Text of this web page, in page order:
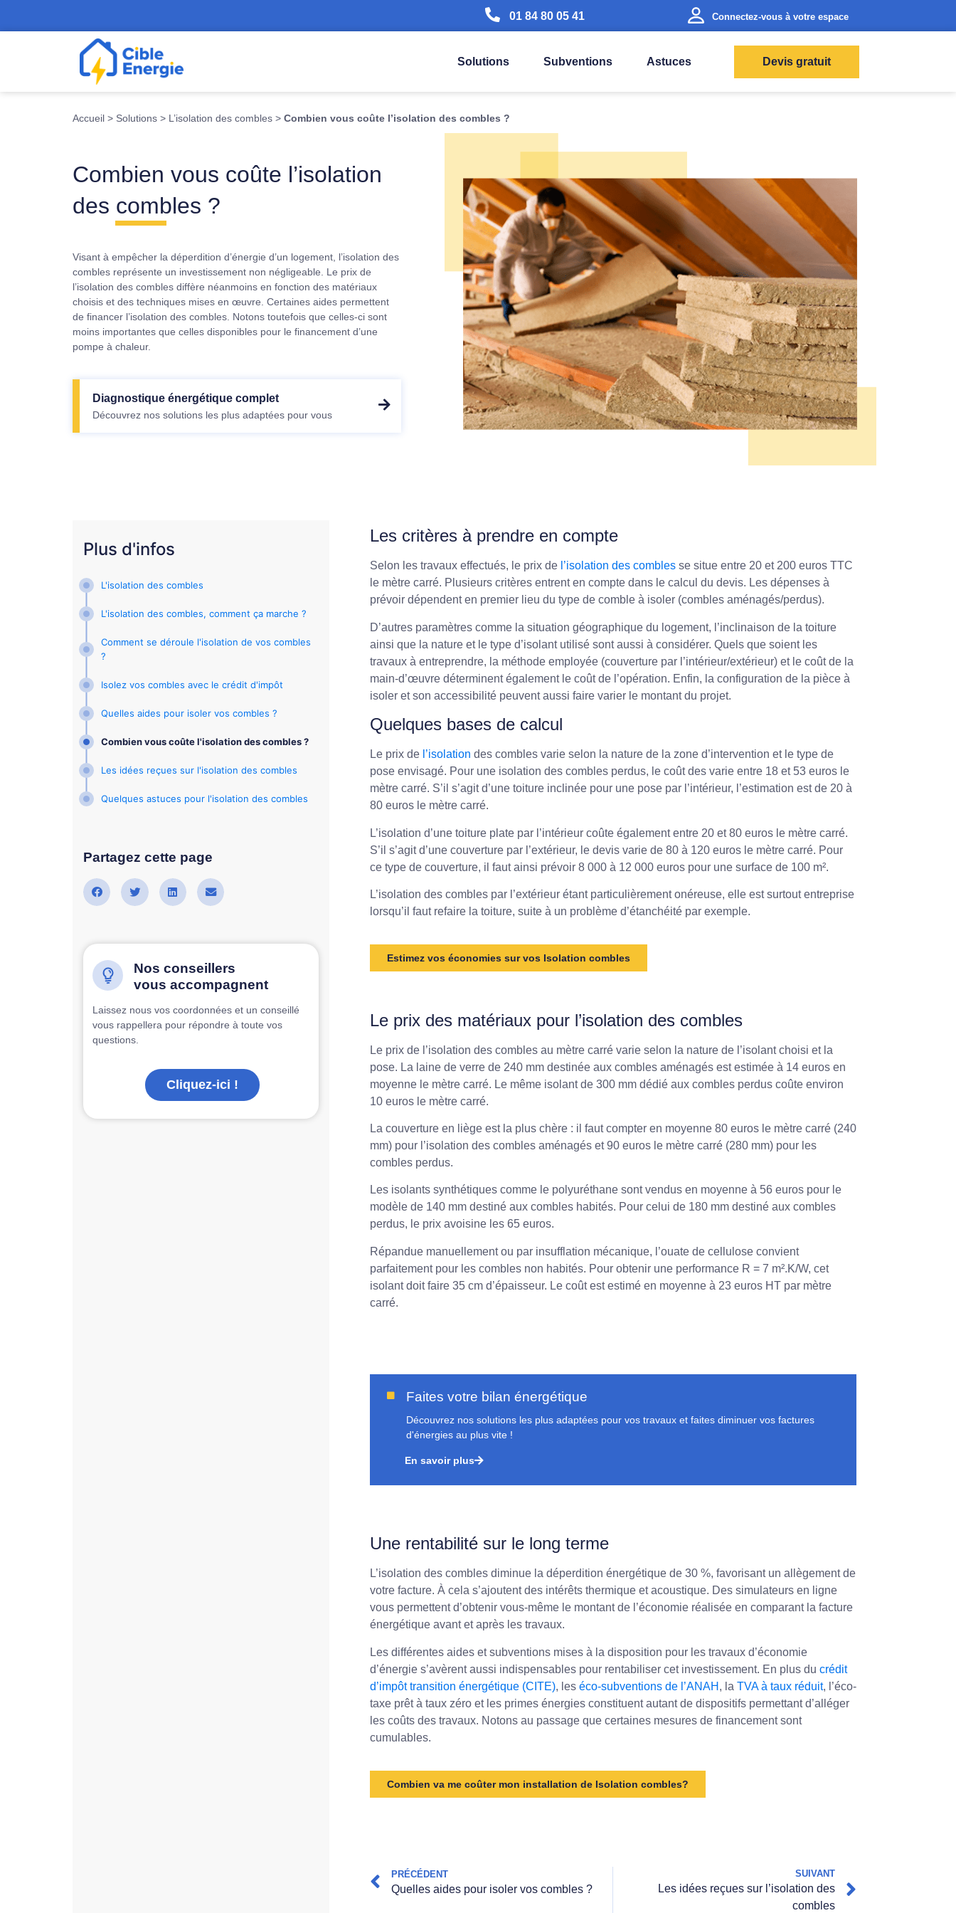
01 84 80 05 41 Connectez-vous à votre espace
Solutions Subventions Astuces Devis gratuit
Accueil > Solutions > L’isolation des combles > Combien vous coûte l’isolation des combles ?
Combien vous coûte l’isolation
des combles ?
Visant à empêcher la déperdition d’énergie d’un logement, l’isolation des
combles représente un investissement non négligeable. Le prix de
l’isolation des combles diffère néanmoins en fonction des matériaux
choisis et des techniques mises en œuvre. Certaines aides permettent
de financer l’isolation des combles. Notons toutefois que celles-ci sont
moins importantes que celles disponibles pour le financement d’une
pompe à chaleur.
Diagnostique énergétique complet
Découvrez nos solutions les plus adaptées pour vous
Plus d'infos
L'isolation des combles
L'isolation des combles, comment ça marche ?
Comment se déroule l'isolation de vos combles
?
Isolez vos combles avec le crédit d'impôt
Quelles aides pour isoler vos combles ?
Combien vous coûte l'isolation des combles ?
Les idées reçues sur l'isolation des combles
Quelques astuces pour l'isolation des combles
Partagez cette page
Nos conseillers
vous accompagnent
Laissez nous vos coordonnées et un conseillé
vous rappellera pour répondre à toute vos
questions.
Cliquez-ici !
Les critères à prendre en compte
Selon les travaux effectués, le prix de l’isolation des comblesse situe entre 20 et 200 euros TTC
le mètre carré. Plusieurs critères entrent en compte dans le calcul du devis. Les dépenses à
prévoir dépendent en premier lieu du type de comble à isoler (combles aménagés/perdus).
D’autres paramètres comme la situation géographique du logement, l’inclinaison de la toiture
ainsi que la nature et le type d’isolant utilisé sont aussi à considérer. Quels que soient les
travaux à entreprendre, la méthode employée (couverture par l’intérieur/extérieur) et le coût de la
main-d’œuvre déterminent également le coût de l’opération. Enfin, la configuration de la pièce à
isoler et son accessibilité peuvent aussi faire varier le montant du projet.
Quelques bases de calcul
Le prix de l’isolation des combles varie selon la nature de la zone d’intervention et le type de
pose envisagé. Pour une isolation des combles perdus, le coût des varie entre 18 et 53 euros le
mètre carré. S’il s’agit d’une toiture inclinée pour une pose par l’intérieur, l’estimation est de 20 à
80 euros le mètre carré.
L’isolation d’une toiture plate par l’intérieur coûte également entre 20 et 80 euros le mètre carré.
S’il s’agit d’une couverture par l’extérieur, le devis varie de 80 à 120 euros le mètre carré. Pour
ce type de couverture, il faut ainsi prévoir 8 000 à 12 000 euros pour une surface de 100 m².
L’isolation des combles par l’extérieur étant particulièrement onéreuse, elle est surtout entreprise
lorsqu’il faut refaire la toiture, suite à un problème d’étanchéité par exemple.
Estimez vos économies sur vos Isolation combles
Le prix des matériaux pour l’isolation des combles
Le prix de l’isolation des combles au mètre carré varie selon la nature de l’isolant choisi et la
pose. La laine de verre de 240 mm destinée aux combles aménagés est estimée à 14 euros en
moyenne le mètre carré. Le même isolant de 300 mm dédié aux combles perdus coûte environ
10 euros le mètre carré.
La couverture en liège est la plus chère : il faut compter en moyenne 80 euros le mètre carré (240
mm) pour l’isolation des combles aménagés et 90 euros le mètre carré (280 mm) pour les
combles perdus.
Les isolants synthétiques comme le polyuréthane sont vendus en moyenne à 56 euros pour le
modèle de 140 mm destiné aux combles habités. Pour celui de 180 mm destiné aux combles
perdus, le prix avoisine les 65 euros.
Répandue manuellement ou par insufflation mécanique, l’ouate de cellulose convient
parfaitement pour les combles non habités. Pour obtenir une performance R = 7 m².K/W, cet
isolant doit faire 35 cm d’épaisseur. Le coût est estimé en moyenne à 23 euros HT par mètre
carré.
Faites votre bilan énergétique
Découvrez nos solutions les plus adaptées pour vos travaux et faites diminuer vos factures
d'énergies au plus vite !
En savoir plus
Une rentabilité sur le long terme
L’isolation des combles diminue la déperdition énergétique de 30 %, favorisant un allègement de
votre facture. À cela s’ajoutent des intérêts thermique et acoustique. Des simulateurs en ligne
vous permettent d’obtenir vous-même le montant de l’économie réalisée en comparant la facture
énergétique avant et après les travaux.
Les différentes aides et subventions mises à la disposition pour les travaux d’économie
d’énergie s’avèrent aussi indispensables pour rentabiliser cet investissement. En plus du crédit
d’impôt transition énergétique (CITE), les éco-subventions de l’ANAH , la TVA à taux réduit, l’éco-
taxe prêt à taux zéro et les primes énergies constituent autant de dispositifs permettant d’alléger
les coûts des travaux. Notons au passage que certaines mesures de financement sont
cumulables.
Combien va me coûter mon installation de Isolation combles?
PRÉCÉDENT
Quelles aides pour isoler vos combles ?
SUIVANT
Les idées reçues sur l’isolation des
combles